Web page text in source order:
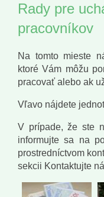
Rady pre
pracovníkov
Na tomto mieste
ktoré Vám môžu
pracovať alebo ak
Vľavo nájdete
V prípade, že ste
informujte sa na
prostredníctvom
sekcii Kontaktujte